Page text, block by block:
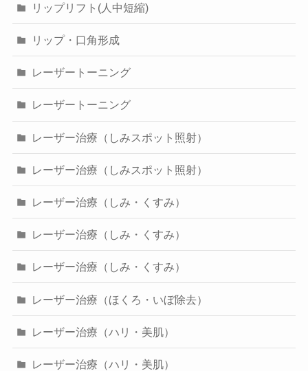
リップリフト(人中短縮)
リップ・口角形成
レーザートーニング
レーザートーニング
レーザー治療（しみスポット照射）
レーザー治療（しみスポット照射）
レーザー治療（しみ・くすみ）
レーザー治療（しみ・くすみ）
レーザー治療（しみ・くすみ）
レーザー治療（ほくろ・いぼ除去）
レーザー治療（ハリ・美肌）
レーザー治療（ハリ・美肌）